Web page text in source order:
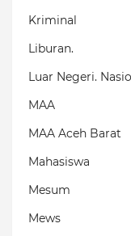
Kriminal
Liburan.
Luar Negeri.
MAA
MAA Aceh Barat
Mahasiswa
Mesum
Mews